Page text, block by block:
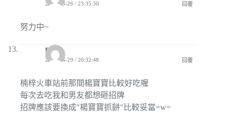
2010-03-26 / 23:35:30 回覆
努力中~
millu
2010-04-29 / 20:32:48 回覆
楠梓火車站前那間楊寶寶比較好吃喔
每次去吃我和男友都想砸招牌
招牌應該要換成"楊寶寶抓餅"比較妥當=w=